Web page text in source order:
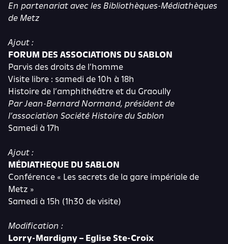
En partenariat avec les Bibliothèques-Médiathèques
de Metz
Ajout :
FORUM DES ASSOCIATIONS DU SABLON
Parvis des droits de l’homme
Visite libre : samedi de 10h à 18h
Histoire de l’amphithéâtre et du Graoully
Par Jean-Bernard Normand, président de
l’association Société Histoire du Sablon
Samedi à 17h
Ajout :
MÉDIATHEQUE DU SABLON
Conférence « Les secrets de la gare impériale de
Metz »
Samedi à 15h (1h30 de visite)
Modification :
Lorry-Mardigny – Eglise Ste-Croix